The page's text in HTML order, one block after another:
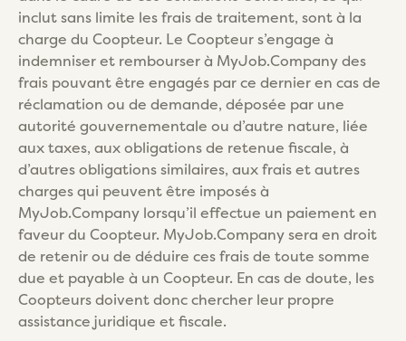
inclut sans limite les frais de traitement, sont à la
charge du Coopteur. Le Coopteur s’engage à
indemniser et rembourser à MyJob.Company des
frais pouvant être engagés par ce dernier en cas de
réclamation ou de demande, déposée par une
autorité gouvernementale ou d’autre nature, liée
aux taxes, aux obligations de retenue fiscale, à
d’autres obligations similaires, aux frais et autres
charges qui peuvent être imposés à
MyJob.Company lorsqu’il effectue un paiement en
faveur du Coopteur. MyJob.Company sera en droit
de retenir ou de déduire ces frais de toute somme
due et payable à un Coopteur. En cas de doute, les
Coopteurs doivent donc chercher leur propre
assistance juridique et fiscale.